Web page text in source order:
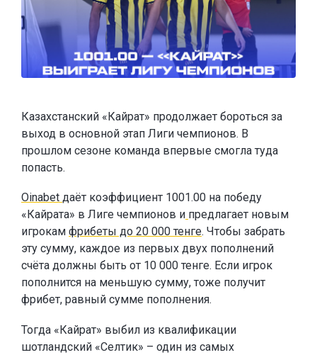
Казахстанский «Кайрат» продолжает бороться за
выход в основной этап Лиги чемпионов. В
прошлом сезоне команда впервые смогла туда
попасть.
Oinabet даёт коэффициент 1001.00 на победу
«Кайрата» в Лиге чемпионов и предлагает новым
игрокам фрибеты до 20 000 тенге. Чтобы забрать
эту сумму, каждое из первых двух пополнений
счёта должны быть от 10 000 тенге. Если игрок
пополнится на меньшую сумму, тоже получит
фрибет, равный сумме пополнения.
Тогда «Кайрат» выбил из квалификации
шотландский «Селтик» – один из самых